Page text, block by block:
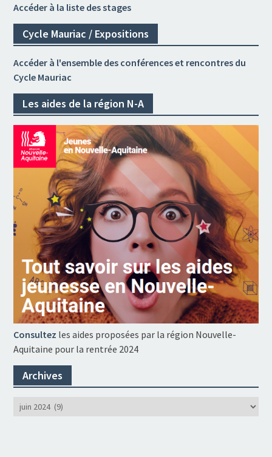
Accéder à la liste des stages
Cycle Mauriac / Expositions
Accéder à l'ensemble des conférences et rencontres du
Cycle Mauriac
Les aides de la région N-A
Consultez les aides proposées par la région Nouvelle-
Aquitaine pour la rentrée 2024
Archives
Archives